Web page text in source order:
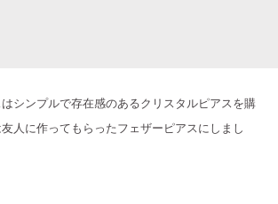
シンプルで存在感のあるクリスタルピアスを購
人に作ってもらったフェザーピアスにしまし